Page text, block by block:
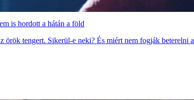
is hordott a hátán a föld
örök tengert. Sikerül-e neki? És miért nem fogják